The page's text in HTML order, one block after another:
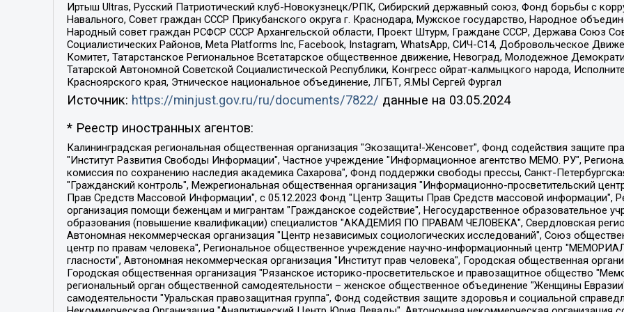
Иртыш Ultras, Русский Патриотический клуб-Новокузнецк/РПК, Сибирский державный союз, Фонд борьбы с
Навального, Совет граждан СССР Прикубанского округа г. Краснодара, Мужское государство, Народное
Народный совет граждан РСФСР СССР Архангельской области, Проект Штурм, Граждане СССР, Держава Союз
Социалистических Районов, Meta Platforms Inc, Facebook, Instagram, WhatsApp, СИЧ-С14, Добровольческое
Комитет, Татарстанское Региональное Всетатарское общественное движение, Невоград, Молодежное
Татарской Автономной Советской Социалистической Республики, Конгресс ойрат-калмыцкого народа,
Красноярского края, Этническое национальное объединение, ЛГБТ, Я.МЫ Сергей Фургал
Источник: https://minjust.gov.ru/ru/documents/7822/ данные на 03.05.2024
* Реестр иностранных агентов:
Калининградская региональная общественная организация "Экозащита!-Женсовет", Фонд содействия защите прав и свобод граждан "Общественный вердикт", Фонд "Институт Развития Свободы Информации", Частное учреждение "Информационное агентство МЕМО. РУ", Региональная общественная организация "Общественная комиссия по сохранению наследия академика Сахарова", Фонд поддержки свободы прессы, Санкт-Петербургская общественная правозащитная организация "Гражданский контроль", Межрегиональная общественная организация "Информационно-просветительский центр "Мемориал", Региональный Фонд "Центр Защиты Прав Средств Массовой Информации", с 05.12.2023 Фонд "Центр Защиты Прав Средств массовой информации", Региональная общественная благотворительная организация помощи беженцам и мигрантам "Гражданское содействие", Негосударственное образовательное учреждение дополнительного профессионального образования (повышение квалификации) специалистов "АКАДЕМИЯ ПО ПРАВАМ ЧЕЛОВЕКА", Свердловская региональная общественная организация "Сутяжник", Автономная некоммерческая организация "Центр независимых социологических исследований", Союз общественных объединений "Российский исследовательский центр по правам человека", Региональное общественное учреждение научно-информационный центр "МЕМОРИАЛ", Некоммерческая организация "Фонд защиты гласности", Автономная некоммерческая организация "Институт прав человека", Городская общественная организация "Екатеринбургское общество "МЕМОРИАЛ", Городская общественная организация "Рязанское историко-просветительское и правозащитное общество "Мемориал" (Рязанский Мемориал), Челябинский региональный орган общественной самодеятельности – женское общественное объединение "Женщины Евразии", Челябинский региональный орган общественной самодеятельности "Уральская правозащитная группа", Фонд содействия защите здоровья и социальной справедливости имени Андрея Рылькова, Автономная Некоммерческая Организация "Аналитический Центр Юрия Левады", Автономная некоммерческая организация социальной поддержки населения "Проект Апрель", Региональная общественная организация помощи женщинам и детям, находящимся в кризисной ситуации "Информационно-методический центр "Анна", Фонд содействия развитию массовых коммуникаций и правовому просвещению "Так-так-Так", Фонд содействия устойчивому развитию "Серебряная тайга", Свердловский региональный общественный фонд социальных проектов "Новое время", "Idel.Реалии", Кавказ.Реалии, Крым.Реалии, Телеканал Настоящее Время, Татаро-башкирская служба Радио Свобода (Azatliq Radiosi), Радио Свободная Европа/Радио Свобода (PCE/PC), "Сибирь.Реалии", "Фактограф", Благотворительный фонд помощи осужденным и их семьям, Автономная некоммерческая организация "Институт глобализации и социальных движений", Фонд "В защиту прав заключенных", Частное учреждение "Центр поддержки и содействия развитию средств массовой информации", Пензенский региональный общественный благотворительный фонд "Гражданский союз", "Север.Реалии", Некоммерческая организация Фонд "Правовая инициатива", Общество с ограниченной ответственностью "Радио Свободная Европа/Радио Свобода", Чешское информационное агентство "MEDIUM-ORIENT", Красноярская региональная общественная организация "Мы против СПИДа", Камалягин Денис Николаевич, Маркелов Сергей Евгеньевич, Пономарев Лев Александрович, Савицкая Людмила Алексеевна, Автономная некоммерческая организация "Центр по работе с проблемой насилия "НАСИЛИЮ.НЕТ", Межрегиональный профессиональный союз работников здравоохранения "Альянс врачей", Юридическое лицо, зарегистрированное в Латвийской Республике, SIA "Medusa Project" (регистрационный номер 40103797863, дата регистрации 10.06.2014), Некоммерческая организация "Фонд по борьбе с коррупцией", Автономная некоммерческая организация "Институт права и публичной политики", Баданин Роман Сергеевич, Гликин Максим Александрович, Железнова Мария Михайловна, Лукьянова Юлия Сергеевна, Маетная Елизавета Витальевна, Маняхин Петр Борисович, Чуракова Ольга Владимировна, Ярош Юлия Петровна, Юридическое лицо "The Insider SIA", зарегистрированное в Риге, Латвийская Республика (дата регистрации 26.06.2015), являющееся администратором доменного имени интернет-издания "The Insider SIA", https://theins.ru, Постернак Алексей Евгеньевич, Рубин Михаил Аркадьевич, Анин Роман Александрович, Юридическое лицо Istories fonds, зарегистрированное в Латвийской Республике (регистрационный номер 50008295751, дата регистрации 24.02.2020), Великовский Дмитрий Александрович, Долинина Ирина Николаевна, Мароховская Алеся Алексеевна, Шлейнов Роман Юрьевич, Шмагун Олеся Валентиновна, Общество с ограниченной ответственностью "Альтаир 2021", Общество с ограниченной ответственностью "Вега 2021", Общество с ограниченной ответственностью "Главный редактор 2021", Общество с ограниченной ответственностью "Ромашки монолит", Важенков Артем Валерьевич, Ивановская областная общественная организация "Центр гендерных исследований", Гурман Юрий Альбертович, Медиапроект "ОВД-Инфо", Егоров Владимир Владимирович, Жилинский Владимир Александрович, Общество с ограниченной ответственностью "ЗП", Иванова София Юрьевна, Карезина Инна Павловна, Кильтау Екатерина Викторовна, Петров Алексей Викторович, Пискунов Сергей Евгеньевич, Смирнов Сергей Сергеевич, Тихонов Михаил Сергеевич, Общество с ограниченной ответственностью "ЖУРНАЛИСТ-ИНОСТРАННЫЙ АГЕНТ", Арапова Галина Юрьевна, Вольтская Татьяна Анатольевна, Американская компания "Mason G.E.S. Anonymous Foundation" (США), являющаяся владельцем интернет-издания https://mnews.world/, Компания "Stichting Bellingcat", зарегистрированная в Нидерландах (дата регистрации 11.07.2018), Захаров Андрей Вячеславович, Клепиковская Екатерина Дмитриевна, Общество с ограниченной ответственностью "МЕМО", Перл Роман Александрович, Симонов Евгений Алексеевич, Соловьева Елена Анатольевна, Сотников Даниил Владимирович, Сурначева Елизавета Дмитриевна, Автономная некоммерческая организация по защите прав человека и информированию населения "Якутия – Наше Мнение", Общество с ограниченной ответственностью "Москоу диджитал медиа", с 26.01.2023 Общество с ограниченной ответственностью "Чайка Белые сады", Ветошкина Валерия Валерьевна, Заговора Максим Александрович, Межрегиональное общественное движение "Российская ЛГБТ - сеть", Оленичев Максим Владимирович, Павлов Иван Юрьевич, Скворцова Елена Сергеевна, Общество с ограниченной ответственностью "Как бы инагент", Кочетков Игорь Викторович, Общество с ограниченной ответственностью "Честные выборы", Еланчик Олег Александрович, Общество с ограниченной ответственностью "Нобелевский призыв", Гималова Регина Эмилевна, Григорьев Андрей Валерьевич, Григорьева Алина Александровна, Ассоциация по содействию защите прав призывников, альтернативнослужащих и военнослужащих "Правозащитная группа